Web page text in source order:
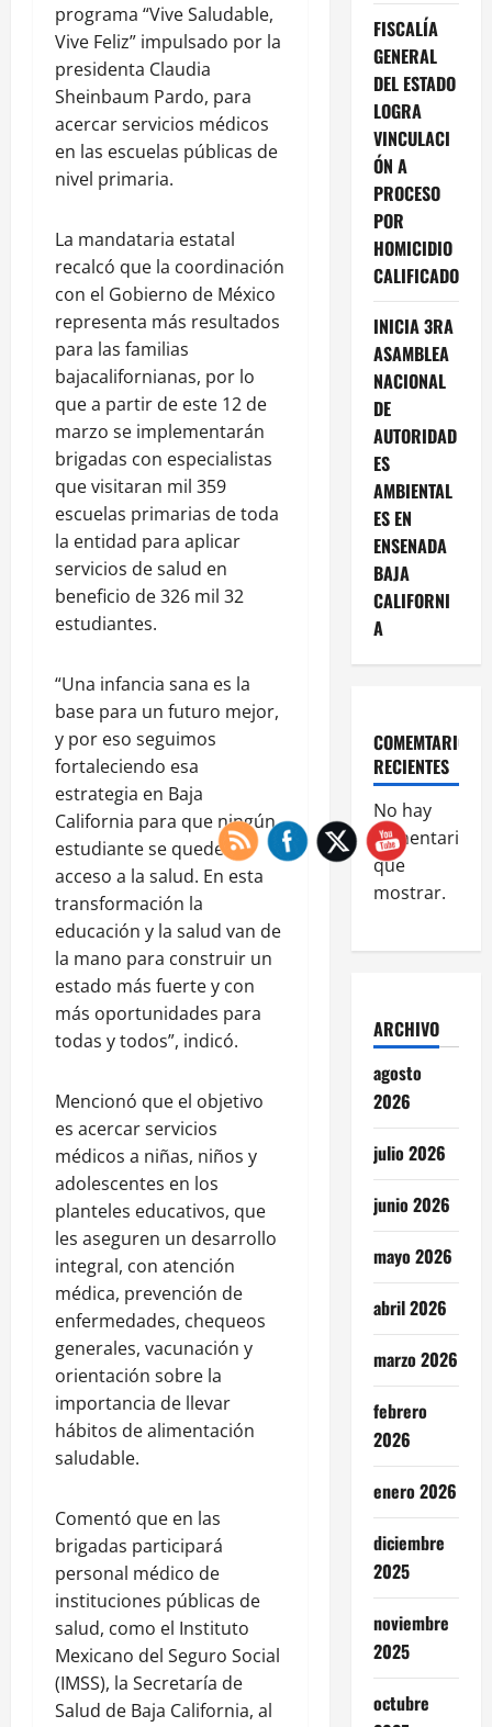
programa “Vive Saludable,
Vive Feliz” impulsado por la
presidenta Claudia
Sheinbaum Pardo, para
acercar servicios médicos
en las escuelas públicas de
nivel primaria.
La mandataria estatal
recalcó que la coordinación
con el Gobierno de México
representa más resultados
para las familias
bajacalifornianas, por lo
que a partir de este 12 de
marzo se implementarán
brigadas con especialistas
que visitaran mil 359
escuelas primarias de toda
la entidad para aplicar
servicios de salud en
beneficio de 326 mil 32
estudiantes.
“Una infancia sana es la
base para un futuro mejor,
y por eso seguimos
fortaleciendo esa
estrategia en Baja
California para que ningún
estudiante se quede sin
acceso a la salud. En esta
transformación la
educación y la salud van de
la mano para construir un
estado más fuerte y con
más oportunidades para
todas y todos”, indicó.
Mencionó que el objetivo
es acercar servicios
médicos a niñas, niños y
adolescentes en los
planteles educativos, que
les aseguren un desarrollo
integral, con atención
médica, prevención de
enfermedades, chequeos
generales, vacunación y
orientación sobre la
importancia de llevar
hábitos de alimentación
saludable.
Comentó que en las
brigadas participará
personal médico de
instituciones públicas de
salud, como el Instituto
Mexicano del Seguro Social
(IMSS), la Secretaría de
Salud de Baja California, al
FISCALÍA
GENERAL
DEL ESTADO
LOGRA
VINCULACI
ÓN A
PROCESO
POR
HOMICIDIO
CALIFICADO
INICIA 3RA
ASAMBLEA
NACIONAL
DE
AUTORIDAD
ES
AMBIENTAL
ES EN
ENSENADA
BAJA
CALIFORNI
A
COMEMTARIOS
RECIENTES
No hay
comentarios
que
mostrar.
ARCHIVO
agosto
2026
julio 2026
junio 2026
mayo 2026
abril 2026
marzo 2026
febrero
2026
enero 2026
diciembre
2025
noviembre
2025
octubre